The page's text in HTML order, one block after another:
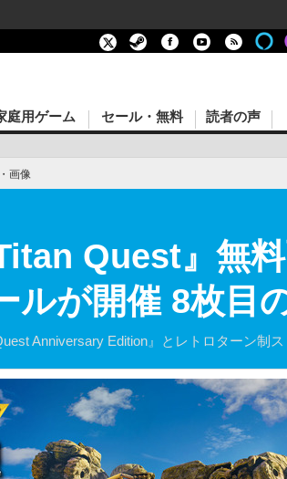
庭用ゲーム セール・無料 読者の声
画像
Quest』無
ルが開催 8枚目
Anniversary Edition』とレトロターン制